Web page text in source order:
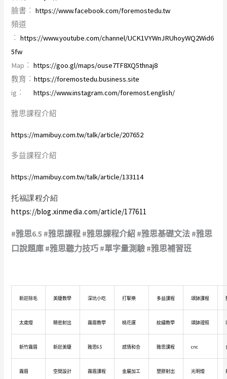
臉書︰https://www.facebook.com/foremostedu.tw
頻道
︰https://www.youtube.com/channel/UCK1VYWnJRUhoyWQ2Wid6
5fw
Map︰https://goo.gl/maps/ouse7TF8XQ5thnaj8
教育︰https://foremostedu.business.site
ig︰https://www.instagram.com/foremost.english/
雅思課程介紹
https://mamibuy.com.tw/talk/article/207652
多益課程介紹
https://mamibuy.com.tw/talk/article/133114
托福課程介紹
https://blog.xinmedia.com/article/177611
#雅思6.5 #雅思課程 #雅思課程介紹 #雅思基礎文法 #雅思
口說題庫 #雅思聽力技巧 #單字量測驗 #雅思補習班
新莊除毛 美睫教學 深坑小吃 打擊樂 多益課程 頌缽課程
太歲燈 精密射出 霧眉教學 桃花運 紋繡教學 頌缽證照
新竹霧眉 新莊美睫 雅思6.5 感情和合 雅思課程 cnc
霧眉 空間設計 霧眉課程 金屬加工 塑膠射出 光明燈